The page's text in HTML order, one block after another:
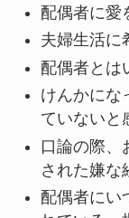
配偶者に愛
夫婦生活に
配偶者とは
けんかにな
ていないと
口論の際、
された嫌な
配偶者にい